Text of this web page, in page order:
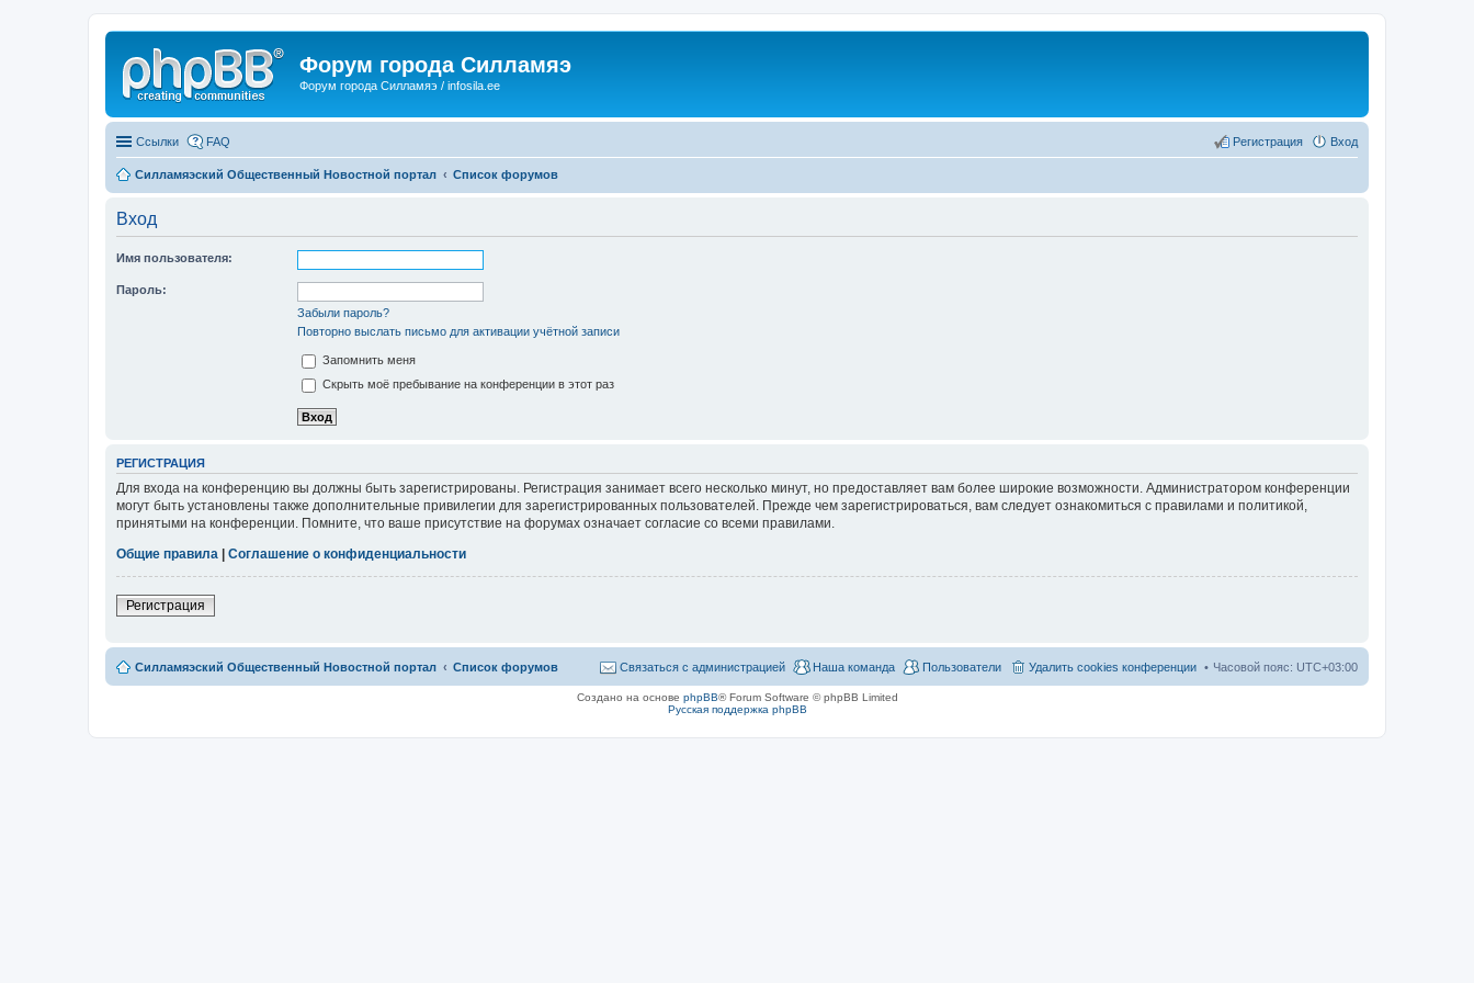
Форум города Силламяэ
Форум города Силламяэ / infosila.ee
Ссылки FAQ Вход
Регистрация
Силламяэский Общественный Новостной портал Список форумов
Вход
Имя пользователя:
Пароль:
Забыли пароль?
Повторно выслать письмо для активации учётной записи
Запомнить меня
Скрыть моё пребывание на конференции в этот раз
РЕГИСТРАЦИЯ
Для входа на конференцию вы должны быть зарегистрированы. Регистрация занимает всего несколько минут, но предоставляет вам более широкие возможности. Администратором конференции
могут быть установлены также дополнительные привилегии для зарегистрированных пользователей. Прежде чем зарегистрироваться, вам следует ознакомиться с правилами и политикой,
принятыми на конференции. Помните, что ваше присутствие на форумах означает согласие со всеми правилами.
Общие правила
Соглашение о конфиденциальности
Регистрация
Силламяэский Общественный Новостной портал Список форумов Часовой пояс: UTC+03:00
Удалить cookies конференции
Пользователи
Наша команда
Связаться с администрацией
Создано на основе phpBB® Forum Software © phpBB Limited
Русская поддержка phpBB